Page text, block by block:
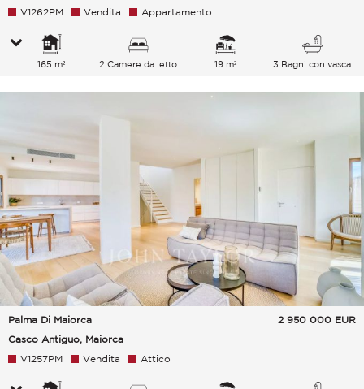
V1262PM Vendita Appartamento
165 m² 2 Camere da letto 19 m² 3 Bagni con vasca
Palma Di Maiorca
Casco Antiguo, Maiorca
2 950 000 EUR
V1257PM Vendita Attico